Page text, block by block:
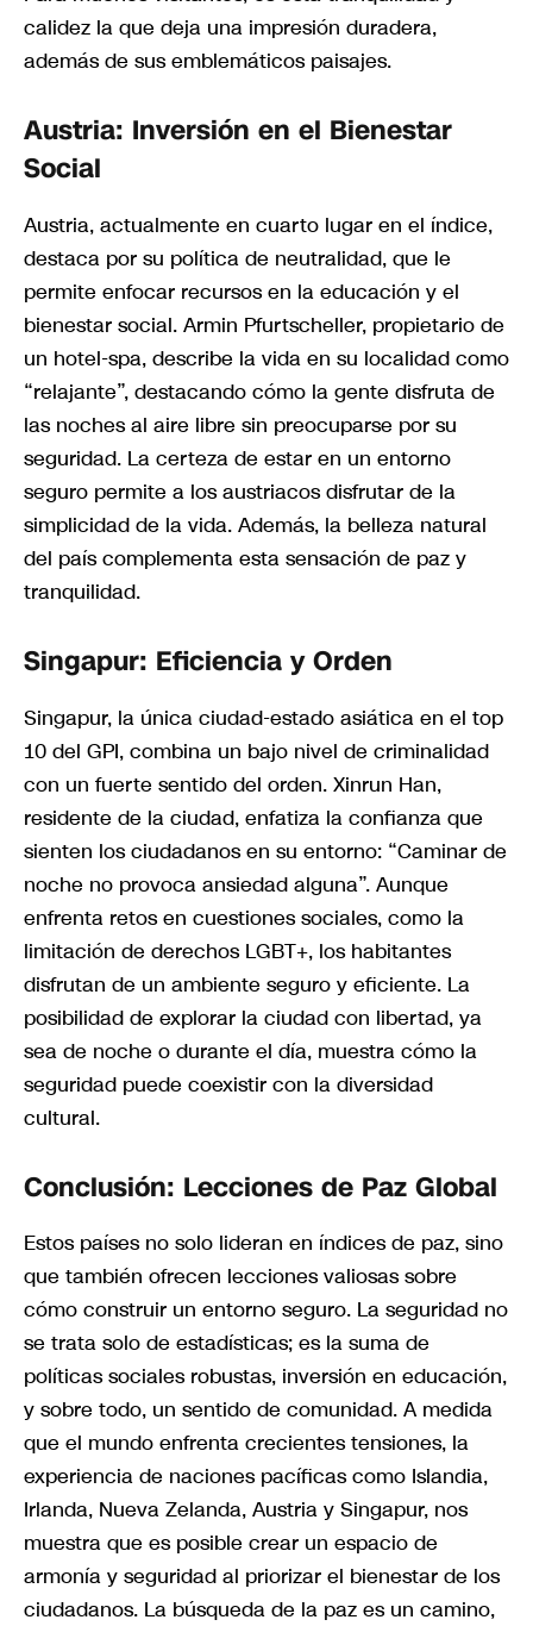
calidez la que deja una impresión duradera,
además de sus emblemáticos paisajes.
Austria: Inversión en el Bienestar
Social
Austria, actualmente en cuarto lugar en el índice,
destaca por su política de neutralidad, que le
permite enfocar recursos en la educación y el
bienestar social. Armin Pfurtscheller, propietario de
un hotel-spa, describe la vida en su localidad como
“relajante”, destacando cómo la gente disfruta de
las noches al aire libre sin preocuparse por su
seguridad. La certeza de estar en un entorno
seguro permite a los austriacos disfrutar de la
simplicidad de la vida. Además, la belleza natural
del país complementa esta sensación de paz y
tranquilidad.
Singapur: Eficiencia y Orden
Singapur, la única ciudad-estado asiática en el top
10 del GPI, combina un bajo nivel de criminalidad
con un fuerte sentido del orden. Xinrun Han,
residente de la ciudad, enfatiza la confianza que
sienten los ciudadanos en su entorno: “Caminar de
noche no provoca ansiedad alguna”. Aunque
enfrenta retos en cuestiones sociales, como la
limitación de derechos LGBT+, los habitantes
disfrutan de un ambiente seguro y eficiente. La
posibilidad de explorar la ciudad con libertad, ya
sea de noche o durante el día, muestra cómo la
seguridad puede coexistir con la diversidad
cultural.
Conclusión: Lecciones de Paz Global
Estos países no solo lideran en índices de paz, sino
que también ofrecen lecciones valiosas sobre
cómo construir un entorno seguro. La seguridad no
se trata solo de estadísticas; es la suma de
políticas sociales robustas, inversión en educación,
y sobre todo, un sentido de comunidad. A medida
que el mundo enfrenta crecientes tensiones, la
experiencia de naciones pacíficas como Islandia,
Irlanda, Nueva Zelanda, Austria y Singapur, nos
muestra que es posible crear un espacio de
armonía y seguridad al priorizar el bienestar de los
ciudadanos. La búsqueda de la paz es un camino,